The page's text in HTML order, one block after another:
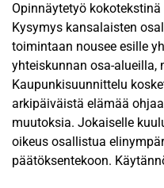
Opinnäytetyö kokotekstinä
Kysymys kansalaisten
toimintaan nousee esille
yhteiskunnan osa-alueilla,
Kaupunkisuunnittelu
arkipäiväistä elämää
muutoksia. Jokaiselle
oikeus osallistua
päätöksentekoon.